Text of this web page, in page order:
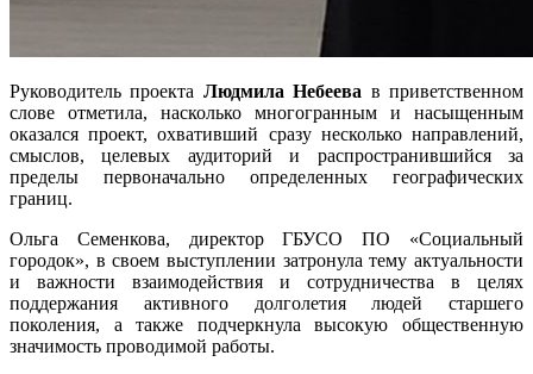
Руководитель проекта Людмила Небеева в приветственном
слове отметила, насколько многогранным и насыщенным
оказался проект, охвативший сразу несколько направлений,
смыслов, целевых аудиторий и распространившийся за
пределы первоначально определенных географических
границ.
Ольга Семенкова, директор ГБУСО ПО «Социальный
городок», в своем выступлении затронула тему актуальности
и важности взаимодействия и сотрудничества в целях
поддержания активного долголетия людей старшего
поколения, а также подчеркнула высокую общественную
значимость проводимой работы.